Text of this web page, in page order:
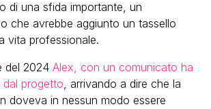
di una sfida importante, un
che avrebbe aggiunto un tassello
vita professionale.
del 2024 Alex, con un comunicato ha
dal progetto, arrivando a dire che la
doveva in nessun modo essere